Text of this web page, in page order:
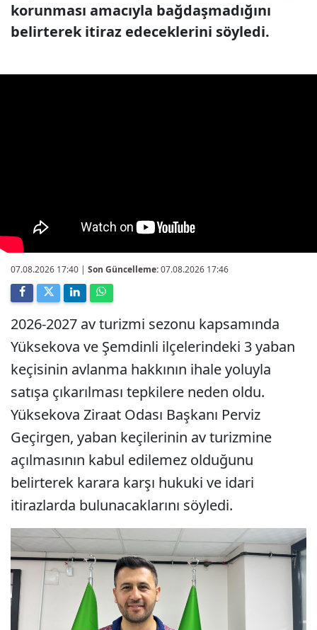
korunması amacıyla bağdaşmadığını
belirterek itiraz edeceklerini söyledi.
07.08.2026 17:40 | Son Güncelleme:07.08.2026 17:46
2026-2027 av turizmi sezonu kapsamında
Yüksekova ve Şemdinli ilçelerindeki 3 yaban
keçisinin avlanma hakkının ihale yoluyla
satışa çıkarılması tepkilere neden oldu.
Yüksekova Ziraat Odası Başkanı Perviz
Geçirgen, yaban keçilerinin av turizmine
açılmasının kabul edilemez olduğunu
belirterek karara karşı hukuki ve idari
itirazlarda bulunacaklarını söyledi.